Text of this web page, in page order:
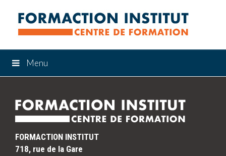
Menu
FORMACTION INSTITUT
718, rue de la Gare